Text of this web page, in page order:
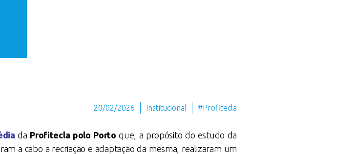
20/02/2026 Institucional #Profitecla
da Profitecla polo Porto que, a propósito do estudo da
a cabo a recriação e adaptação da mesma, realizaram um